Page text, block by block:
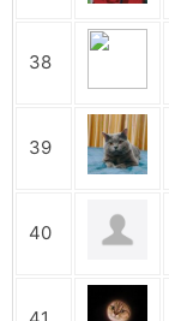
38
39
40